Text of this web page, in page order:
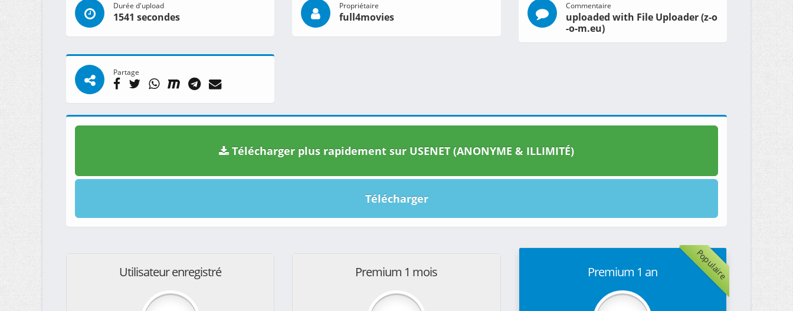
Durée d'upload
1541 secondes
Propriétaire
full4movies
Commentaire
uploaded with File Uploader (z-o
-o-m.eu)
Partage
Télécharger plus rapidement sur USENET (ANONYME & ILLIMITÉ)
Télécharger
Utilisateur enregistré Premium 1 mois Populaire
Premium 1 an